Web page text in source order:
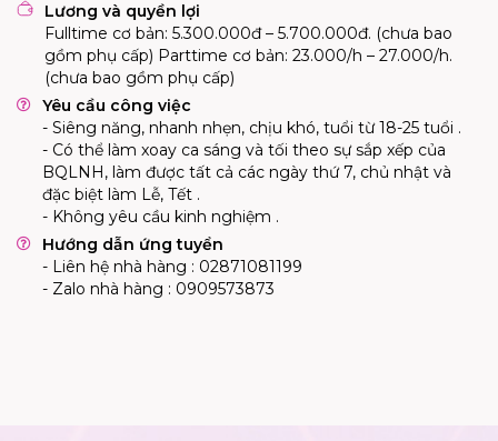
Lương và quyền lợi
Fulltime cơ bản: 5.300.000đ – 5.700.000đ. (chưa bao
gồm phụ cấp) Parttime cơ bản: 23.000/h – 27.000/h.
(chưa bao gồm phụ cấp)
Yêu cầu công việc
- Siêng năng, nhanh nhẹn, chịu khó, tuổi từ 18-25 tuổi .
- Có thể làm xoay ca sáng và tối theo sự sắp xếp của
BQLNH, làm được tất cả các ngày thứ 7, chủ nhật và
đặc biệt làm Lễ, Tết .
- Không yêu cầu kinh nghiệm .
Hướng dẫn ứng tuyển
- Liên hệ nhà hàng : 02871081199
- Zalo nhà hàng : 0909573873